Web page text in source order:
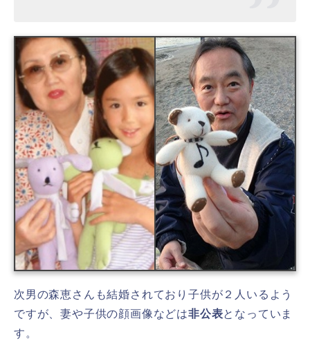
次男の森恵さんも結婚されており子供が２人いるよう
ですが、妻や子供の顔画像などは非公表となっていま
す。